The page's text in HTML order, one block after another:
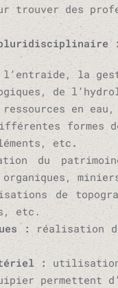
trouver des
:
la
de
en
formes
etc.
du
de
etc.
: réalisation
: utilisation